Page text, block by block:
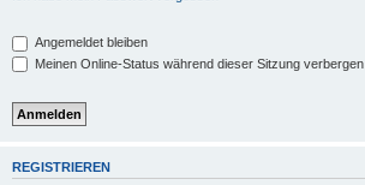
Angemeldet bleiben
Meinen Online-Status während dieser Sitzung verbergen
REGISTRIEREN